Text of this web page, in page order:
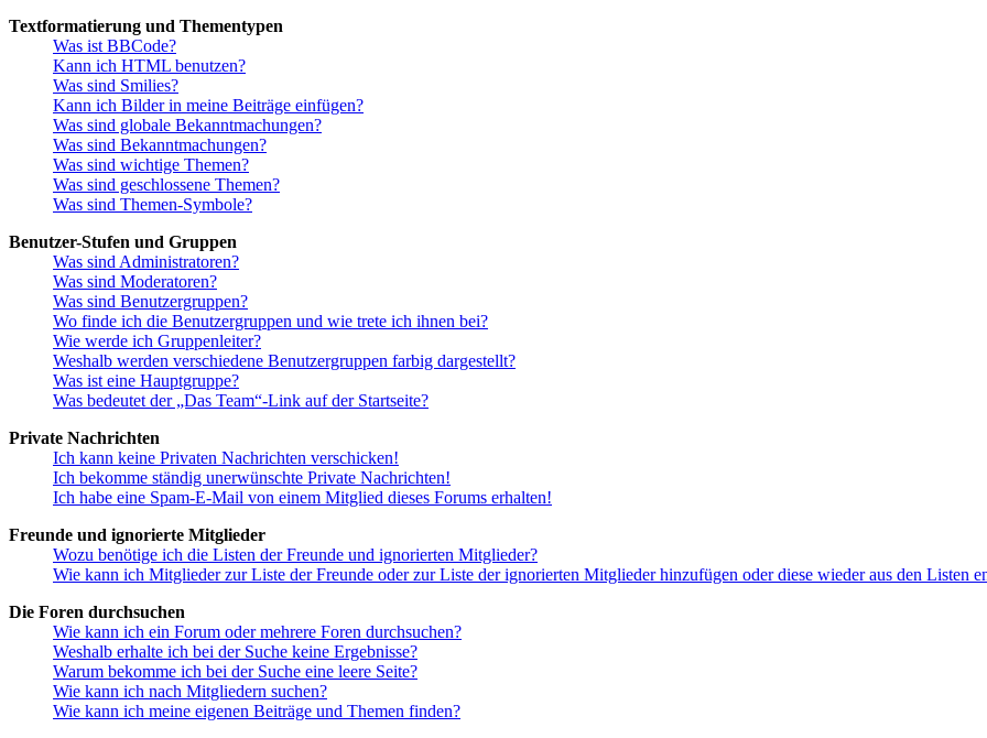
Textformatierung und Thementypen
Was ist BBCode?
Kann ich HTML benutzen?
Was sind Smilies?
Kann ich Bilder in meine Beiträge einfügen?
Was sind globale Bekanntmachungen?
Was sind Bekanntmachungen?
Was sind wichtige Themen?
Was sind geschlossene Themen?
Was sind Themen-Symbole?
Benutzer-Stufen und Gruppen
Was sind Administratoren?
Was sind Moderatoren?
Was sind Benutzergruppen?
Wo finde ich die Benutzergruppen und wie trete ich ihnen bei?
Wie werde ich Gruppenleiter?
Weshalb werden verschiedene Benutzergruppen farbig dargestellt?
Was ist eine Hauptgruppe?
Was bedeutet der „Das Team“-Link auf der Startseite?
Private Nachrichten
Ich kann keine Privaten Nachrichten verschicken!
Ich bekomme ständig unerwünschte Private Nachrichten!
Ich habe eine Spam-E-Mail von einem Mitglied dieses Forums erhalten!
Freunde und ignorierte Mitglieder
Wozu benötige ich die Listen der Freunde und ignorierten Mitglieder?
Wie kann ich Mitglieder zur Liste der Freunde oder zur Liste der ignorierten Mitglieder hinzufügen oder diese wieder aus den Listen
Die Foren durchsuchen
Wie kann ich ein Forum oder mehrere Foren durchsuchen?
Weshalb erhalte ich bei der Suche keine Ergebnisse?
Warum bekomme ich bei der Suche eine leere Seite?
Wie kann ich nach Mitgliedern suchen?
Wie kann ich meine eigenen Beiträge und Themen finden?